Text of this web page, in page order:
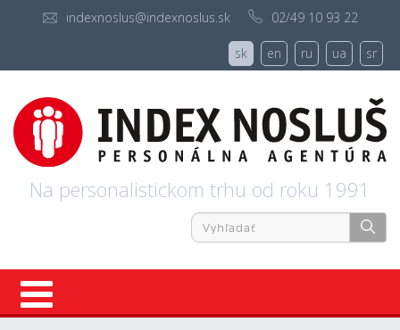
indexnoslus@indexnoslus.sk 02/49 10 93 22
sk en ru ua sr
Na personalistickom trhu od roku 1991